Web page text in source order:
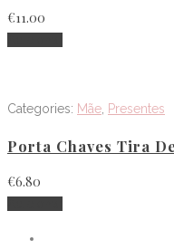
€11.00
Categories: Mãe, Presentes
Porta Chaves Tira
€6.80